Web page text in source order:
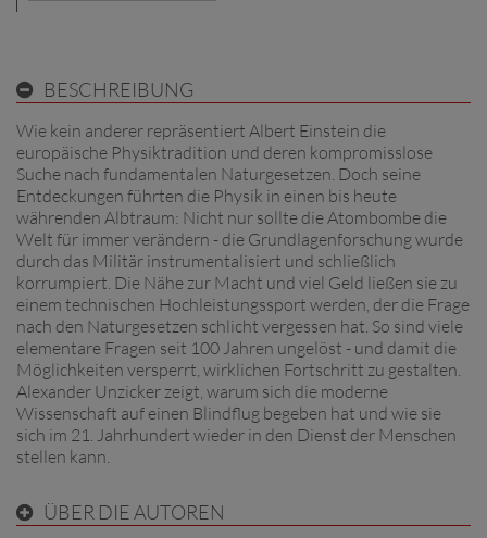
BESCHREIBUNG
Wie kein anderer repräsentiert Albert Einstein die
europäische Physiktradition und deren kompromisslose
Suche nach fundamentalen Naturgesetzen. Doch seine
Entdeckungen führten die Physik in einen bis heute
währenden Albtraum: Nicht nur sollte die Atombombe die
Welt für immer verändern - die Grundlagenforschung wurde
durch das Militär instrumentalisiert und schließlich
korrumpiert. Die Nähe zur Macht und viel Geld ließen sie zu
einem technischen Hochleistungssport werden, der die Frage
nach den Naturgesetzen schlicht vergessen hat. So sind viele
elementare Fragen seit 100 Jahren ungelöst - und damit die
Möglichkeiten versperrt, wirklichen Fortschritt zu gestalten.
Alexander Unzicker zeigt, warum sich die moderne
Wissenschaft auf einen Blindflug begeben hat und wie sie
sich im 21. Jahrhundert wieder in den Dienst der Menschen
stellen kann.
ÜBER DIE AUTOREN